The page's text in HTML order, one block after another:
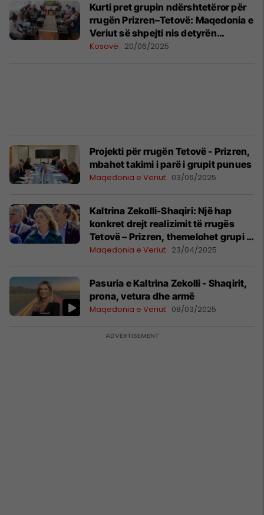
Kurti pret grupin ndërshtetëror për
rrugën Prizren–Tetovë: Maqedonia e
Veriut së shpejti nis detyrën
projektuese
Kosovë 20/06/2025
Projekti për rrugën Tetovë - Prizren,
mbahet takimi i parë i grupit punues
Maqedonia e Veriut 03/06/2025
Kaltrina Zekolli-Shaqiri: Një hap
konkret drejt realizimit të rrugës
Tetovë – Prizren, themelohet grupi i
përbashkët punues
Maqedonia e Veriut 23/04/2025
Pasuria e Kaltrina Zekolli - Shaqirit,
prona, vetura dhe armë
Maqedonia e Veriut 08/03/2025